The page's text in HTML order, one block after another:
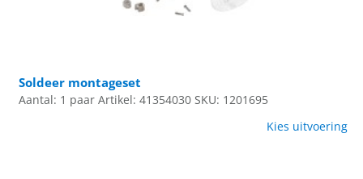
Soldeer montageset
Aantal: 1 paar Artikel: 41354030 SKU: 1201695
Kies uitvoering